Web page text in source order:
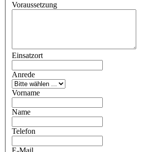
Voraussetzung
Einsatzort
Anrede
Vorname
Name
Telefon